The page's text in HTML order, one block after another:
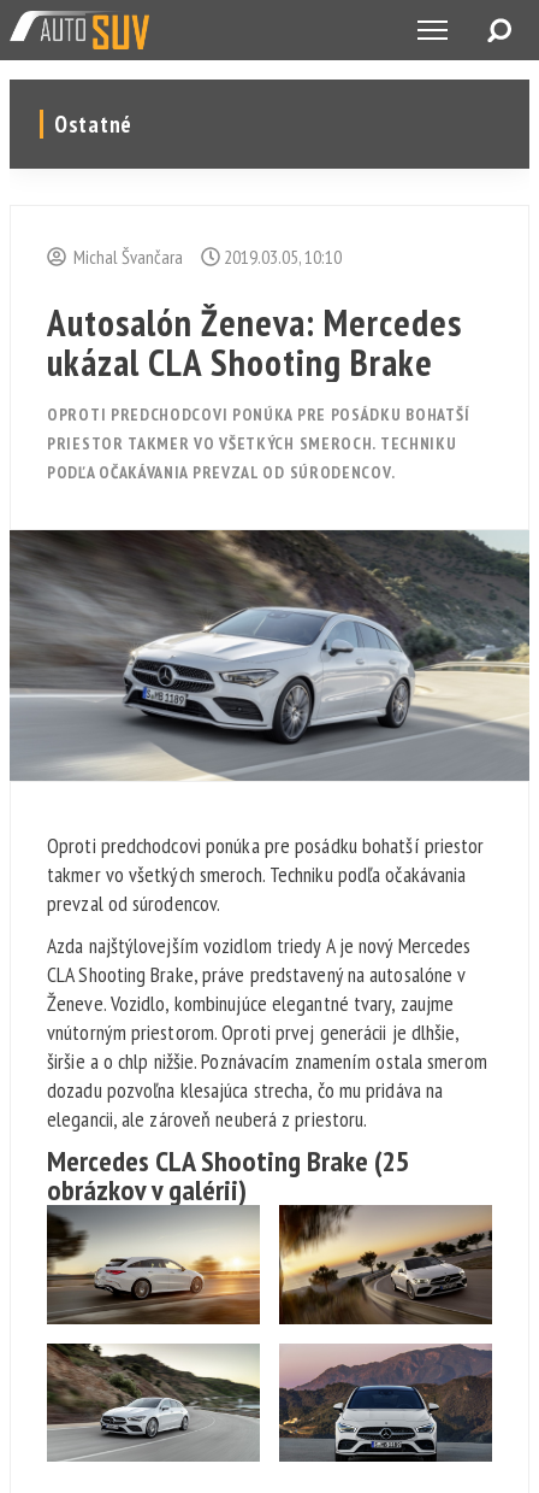
Ostatné
Michal Švančara 2019.03.05, 10:10
Autosalón Ženeva: Mercedes
ukázal CLA Shooting Brake
OPROTI PREDCHODCOVI PONÚKA PRE POSÁDKU BOHATŠÍ
PRIESTOR TAKMER VO VŠETKÝCH SMEROCH. TECHNIKU
PODĽA OČAKÁVANIA PREVZAL OD SÚRODENCOV.
Oproti predchodcovi ponúka pre posádku bohatší priestor
takmer vo všetkých smeroch. Techniku podľa očakávania
prevzal od súrodencov.
Azda najštýlovejším vozidlom triedy A je nový Mercedes
CLA Shooting Brake, práve predstavený na autosalóne v
Ženeve. Vozidlo, kombinujúce elegantné tvary, zaujme
vnútorným priestorom. Oproti prvej generácii je dlhšie,
širšie a o chlp nižšie. Poznávacím znamením ostala smerom
dozadu pozvoľna klesajúca strecha, čo mu pridáva na
elegancii, ale zároveň neuberá z priestoru.
Mercedes CLA Shooting Brake (25
obrázkov v galérii)